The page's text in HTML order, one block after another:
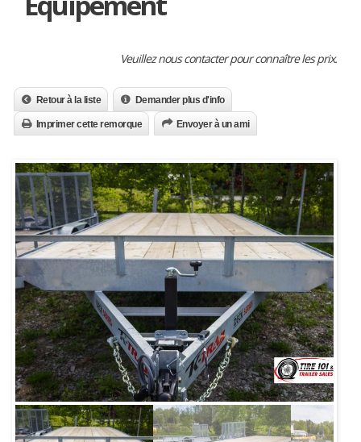
Veuillez nous contacter pour connaître les prix.
Retour à la liste Demander plus d'info
Imprimer cette remorque Envoyer à un ami